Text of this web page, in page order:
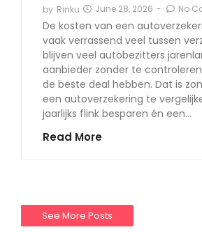
by Rinku June 28, 2026 - No
De kosten van een
vaak verrassend veel tussen
blijven veel autobezitters
aanbieder zonder te
de beste deal hebben. Dat is
een autoverzekering te
jaarlijks flink besparen én een…
Read More
See More Posts